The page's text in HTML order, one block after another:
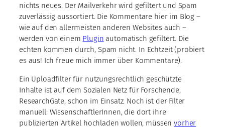
nichts neues. Der Mailverkehr wird gefiltert und Spam
zuverlässig aussortiert. Die Kommentare hier im Blog –
wie auf den allermeisten anderen Websites auch –
werden von einem Plugin automatisch gefiltert. Die
echten kommen durch, Spam nicht. In Echtzeit (probiert
es aus! Ich freue mich immer über Kommentare).
Ein Uploadfilter für nutzungsrechtlich geschützte
Inhalte ist auf dem Sozialen Netz für Forschende,
ResearchGate, schon im Einsatz. Noch ist der Filter
manuell: WissenschaftlerInnen, die dort ihre
publizierten Artikel hochladen wollen, müssenvorher